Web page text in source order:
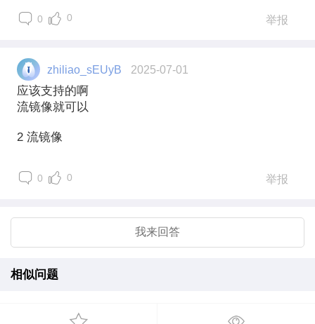
0 0 举报
zhiliao_sEUyB 2025-07-01
应该支持的啊
流镜像就可以
2 流镜像
0 0 举报
我来回答
相似问题